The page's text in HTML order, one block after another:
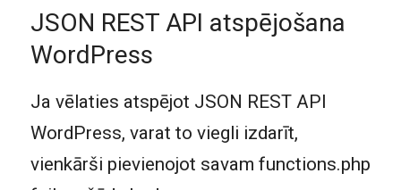
JSON REST API atspējošana
WordPress
Ja vēlaties atspējot JSON REST API
WordPress, varat to viegli izdarīt,
vienkārši pievienojot savam functions.php